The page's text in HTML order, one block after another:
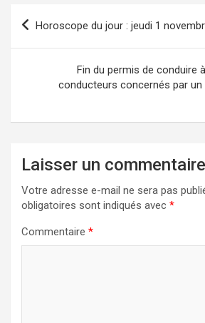
Navigation
Horoscope du jour : jeudi 1
Fin du permis de conduire
conducteurs concernés par
Laisser un commentaire
Votre adresse e-mail ne sera pas
obligatoires sont indiqués avec *
Commentaire *